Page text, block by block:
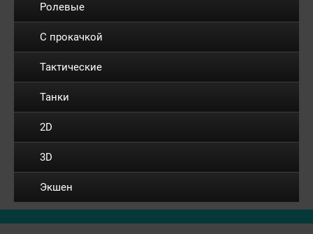
Ролевые
С прокачкой
Тактические
Танки
2D
3D
Экшен